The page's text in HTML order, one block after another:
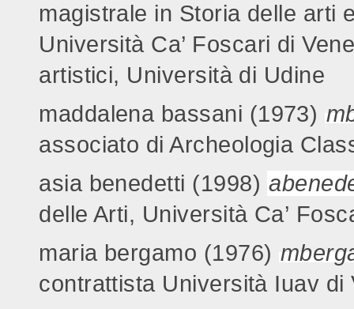
magistrale in Storia delle arti
Università Ca’ Foscari di
artistici, Università di Udine
maddalena bassani (1973)
associato di Archeologia
asia benedetti (1998)
delle Arti, Università Ca’
maria bergamo (1976)
contrattista Università Iuav di